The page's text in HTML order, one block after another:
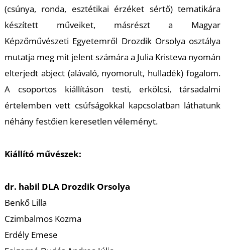
(csúnya, ronda, esztétikai érzéket sértő) tematikára
készített műveiket, másrészt a Magyar
Képzőművészeti Egyetemről Drozdik Orsolya osztálya
mutatja meg mit jelent számára a Julia Kristeva nyomán
elterjedt abject(alávaló, nyomorult, hulladék) fogalom.
A csoportos kiállításon testi, erkölcsi, társadalmi
értelemben vett csúfságokkal kapcsolatban láthatunk
néhány festőien keresetlen véleményt.
Kiállító művészek:
dr. habil DLA Drozdik Orsolya
Benkő Lilla
Czimbalmos Kozma
Erdély Emese